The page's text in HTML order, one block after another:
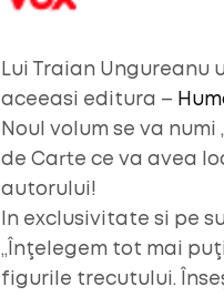
Lui Traian Ungureanu
aceeasi editura –
Noul volum se va numi
de Carte ce va avea
autorului!
In exclusivitate si pe
„Înţelegem tot mai
figurile trecutului.